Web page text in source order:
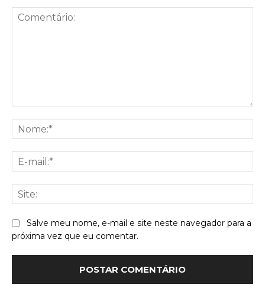
Salve meu nome, e-mail e site neste navegador para a
próxima vez que eu comentar.